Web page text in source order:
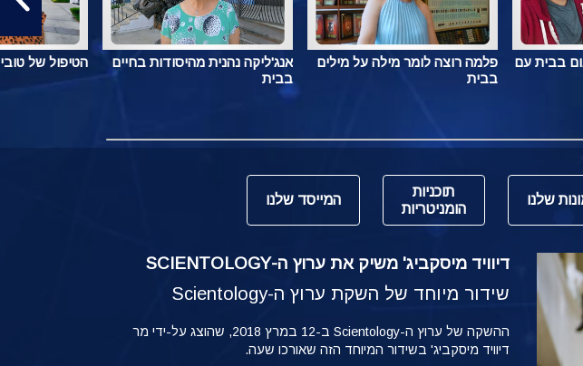
בבית עם
פלמה רוצה לומר מילה על מילים
בבית
אנג'ליקה נהנית מהיסודות בחיים
בבית
הטיפול של
שלנו
תוכניות
הומניטריות
המייסד שלנו
דיוויד מיסקביג' משיק את ערוץ ה-SCIENTOLOGY
שידור מיוחד של השקת ערוץ ה-Scientology
ההשקה של ערוץ ה-Scientology ב-12 במרץ 2018, שהוצג על-ידי מר
דיוויד מיסקביג' בשידור המיוחד הזה שאורכו שעה.